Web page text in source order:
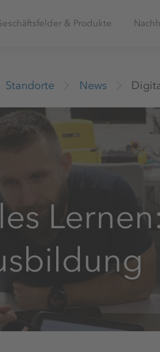
& Produkte
Standorte News